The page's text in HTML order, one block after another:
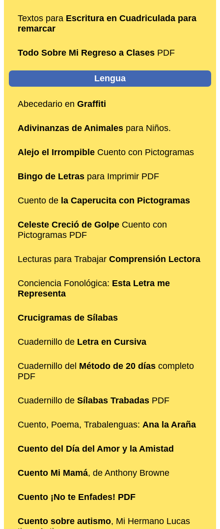
Textos para Escritura en Cuadriculada para
remarcar
Todo Sobre Mi Regreso a Clases PDF
Lengua
Abecedario en Graffiti
Adivinanzas de Animales para Niños.
Alejo el Irrompible Cuento con Pictogramas
Bingo de Letras para Imprimir PDF
Cuento de la Caperucita con Pictogramas
Celeste Creció de Golpe Cuento con
Pictogramas PDF
Lecturas para Trabajar Comprensión Lectora
Conciencia Fonológica: Esta Letra me
Representa
Crucigramas de Sílabas
Cuadernillo de Letra en Cursiva
Cuadernillo del Método de 20 días completo
PDF
Cuadernillo de Sílabas Trabadas PDF
Cuento, Poema, Trabalenguas: Ana la Araña
Cuento del Día del Amor y la Amistad
Cuento Mi Mamá, de Anthony Browne
Cuento ¡No te Enfades! PDF
Cuento sobre autismo, Mi Hermano Lucas